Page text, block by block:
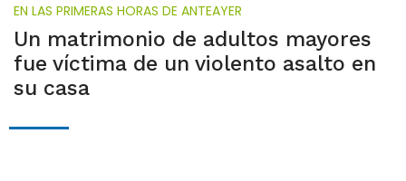
EN LAS PRIMERAS HORAS DE ANTEAYER
Un matrimonio de adultos mayores
fue víctima de un violento asalto en
su casa